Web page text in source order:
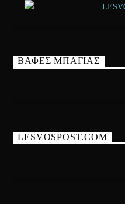
ΒΑΦΕΣ ΜΠΑΓΙΑΣ
LESVOSPOST.COM